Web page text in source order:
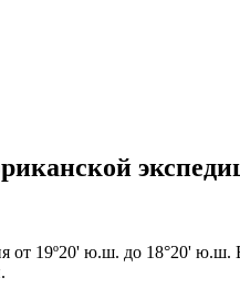
19º20' ю.ш. до 18°20'